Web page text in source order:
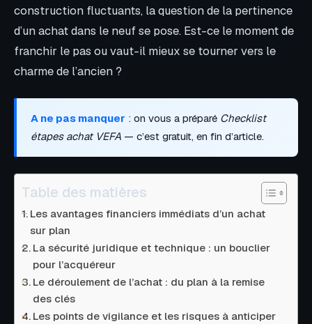
construction fluctuants, la question de la pertinence
d’un achat dans le neuf se pose. Est-ce le moment de
franchir le pas ou vaut-il mieux se tourner vers le
charme de l’ancien ?
A ne pas manquer : on vous a préparé Checklist
étapes achat VEFA — c’est gratuit, en fin d’article.
Table des matières
Les avantages financiers immédiats d’un achat
sur plan
La sécurité juridique et technique : un bouclier
pour l’acquéreur
Le déroulement de l’achat : du plan à la remise
des clés
Les points de vigilance et les risques à anticiper